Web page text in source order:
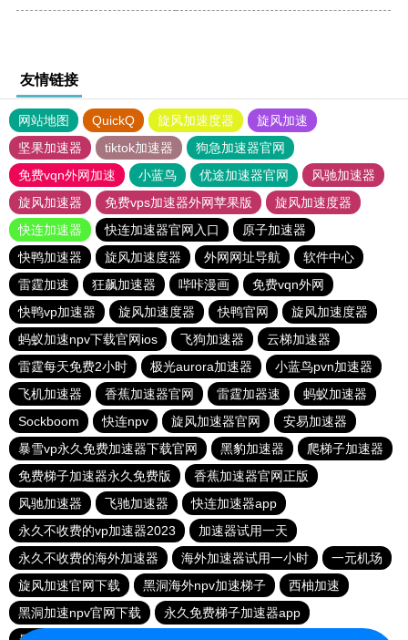
友情链接
网站地图 QuickQ 旋风加速度器
旋风加速
坚果加速器
tiktok加速器
狗急加速器官网
免费vqn外网加速
小蓝鸟 优途加速器官网
风驰加速器
旋风加速器
免费vps加速器外网苹果版
旋风加速度器
快连加速器
快连加速器官网入口
原子加速器
快鸭加速器
旋风加速度器 外网网址导航
软件中心
雷霆加速
狂飙加速器 哔咔漫画
免费vqn外网
快鸭vp加速器
旋风加速度器 快鸭官网
旋风加速度器
蚂蚁加速npv下载官网ios
飞狗加速器
云梯加速器
雷霆每天免费2小时
极光aurora加速器
小蓝鸟pvn加速器
飞机加速器
香蕉加速器官网 雷霆加器速
蚂蚁加速器
Sockboom
快连npv 旋风加速器官网
安易加速器
暴雪vp永久免费加速器下载官网
黑豹加速器
爬梯子加速器
免费梯子加速器永久免费版
香蕉加速器官网正版
风驰加速器
飞驰加速器
快连加速器app
永久不收费的vp加速器2023
加速器试用一天
永久不收费的海外加速器
海外加速器试用一小时
一元机场
旋风加速官网下载
黑洞海外npv加速梯子
西柚加速
黑洞加速npv官网下载
永久免费梯子加速器app